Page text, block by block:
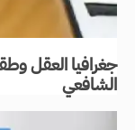
جغرافيا العقل
الشافعي